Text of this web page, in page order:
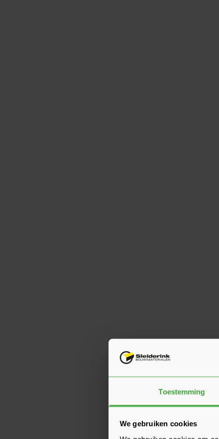
Toestemming
We gebruiken cookies